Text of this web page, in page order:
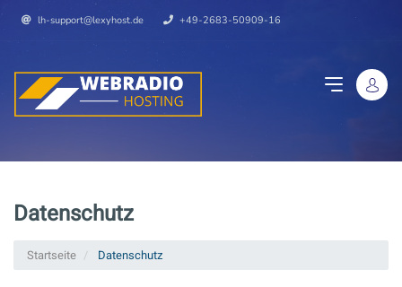
lh-support@lexyhost.de +49-2683-50909-16
Datenschutz
Startseite Datenschutz